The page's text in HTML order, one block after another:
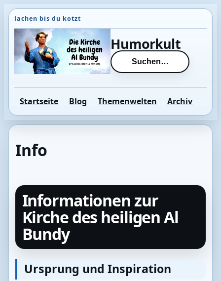
Direkt
zum
Inhalt
wechseln
Humorkult
Suchen…
Startseite Blog Themenwelten Archiv
Info
Informationen zur
Kirche des heiligen Al
Bundy
Ursprung und Inspiration